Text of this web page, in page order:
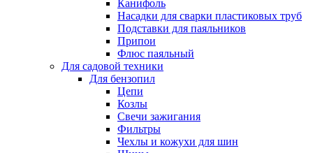
Канифоль
Насадки для сварки пластиковых труб
Подставки для паяльников
Припои
Флюс паяльный
Для садовой техники
Для бензопил
Цепи
Козлы
Свечи зажигания
Фильтры
Чехлы и кожухи для шин